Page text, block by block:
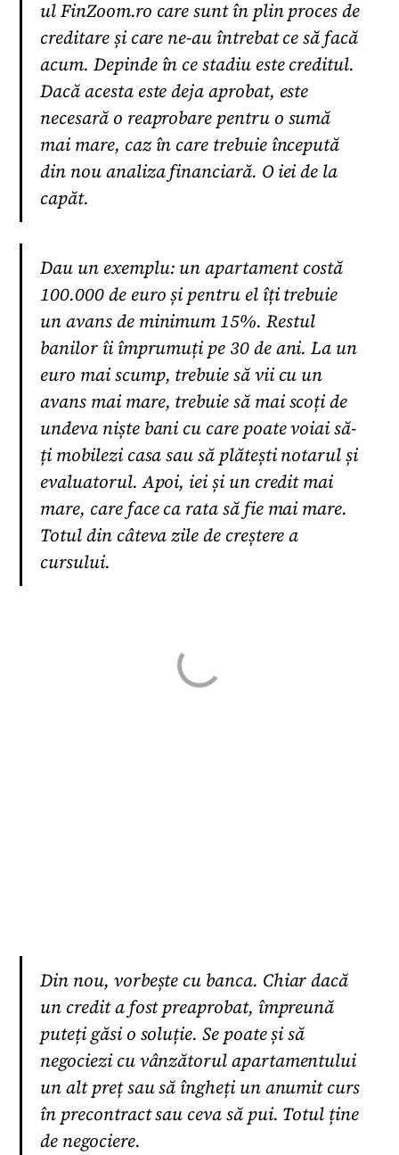
ul FinZoom.ro care sunt în plin proces de
creditare și care ne-au întrebat ce să facă
acum. Depinde în ce stadiu este creditul.
Dacă acesta este deja aprobat, este
necesară o reaprobare pentru o sumă
mai mare, caz în care trebuie începută
din nou analiza financiară. O iei de la
capăt.
Dau un exemplu: un apartament costă
100.000 de euro și pentru el îți trebuie
un avans de minimum 15%. Restul
banilor îi împrumuți pe 30 de ani. La un
euro mai scump, trebuie să vii cu un
avans mai mare, trebuie să mai scoți de
undeva niște bani cu care poate voiai să-
ți mobilezi casa sau să plătești notarul și
evaluatorul. Apoi, iei și un credit mai
mare, care face ca rata să fie mai mare.
Totul din câteva zile de creștere a
cursului.
Din nou, vorbește cu banca. Chiar dacă
un credit a fost preaprobat, împreună
puteți găsi o soluție. Se poate și să
negociezi cu vânzătorul apartamentului
un alt preț sau să îngheți un anumit curs
în precontract sau ceva să pui. Totul ține
de negociere.